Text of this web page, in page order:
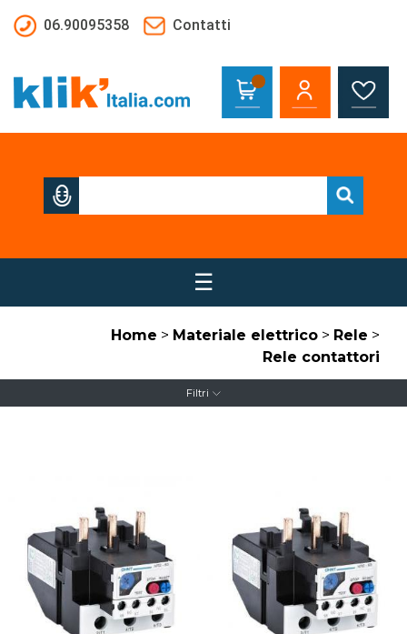
06.90095358
Contatti
☰
Home > Materiale elettrico > Rele >
Rele contattori
Filtri